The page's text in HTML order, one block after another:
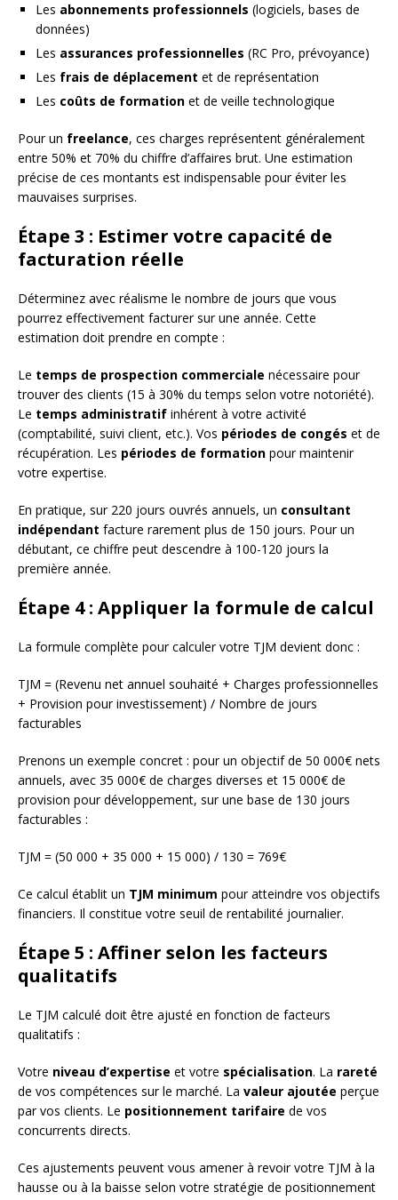
Les abonnements professionnels (logiciels, bases de
données)
Les assurances professionnelles (RC Pro, prévoyance)
Les frais de déplacement et de représentation
Les coûts de formation et de veille technologique
Pour un freelance, ces charges représentent généralement
entre 50% et 70% du chiffre d’affaires brut. Une estimation
précise de ces montants est indispensable pour éviter les
mauvaises surprises.
Étape 3 : Estimer votre capacité de
facturation réelle
Déterminez avec réalisme le nombre de jours que vous
pourrez effectivement facturer sur une année. Cette
estimation doit prendre en compte :
Le temps de prospection commerciale nécessaire pour
trouver des clients (15 à 30% du temps selon votre notoriété).
Le temps administratif inhérent à votre activité
(comptabilité, suivi client, etc.). Vos périodes de congés et de
récupération. Les périodes de formation pour maintenir
votre expertise.
En pratique, sur 220 jours ouvrés annuels, un consultant
indépendant facture rarement plus de 150 jours. Pour un
débutant, ce chiffre peut descendre à 100-120 jours la
première année.
Étape 4 : Appliquer la formule de calcul
La formule complète pour calculer votre TJM devient donc :
TJM = (Revenu net annuel souhaité + Charges professionnelles
+ Provision pour investissement) / Nombre de jours
facturables
Prenons un exemple concret : pour un objectif de 50 000€ nets
annuels, avec 35 000€ de charges diverses et 15 000€ de
provision pour développement, sur une base de 130 jours
facturables :
TJM = (50 000 + 35 000 + 15 000) / 130 = 769€
Ce calcul établit un TJM minimum pour atteindre vos objectifs
financiers. Il constitue votre seuil de rentabilité journalier.
Étape 5 : Affiner selon les facteurs
qualitatifs
Le TJM calculé doit être ajusté en fonction de facteurs
qualitatifs :
Votre niveau d’expertise et votre spécialisation. La rareté
de vos compétences sur le marché. La valeur ajoutée perçue
par vos clients. Le positionnement tarifaire de vos
concurrents directs.
Ces ajustements peuvent vous amener à revoir votre TJM à la
hausse ou à la baisse selon votre stratégie de positionnement